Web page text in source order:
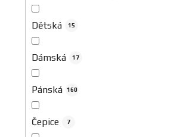
Dětská 15
Dámská 17
Pánská 160
Čepice 7